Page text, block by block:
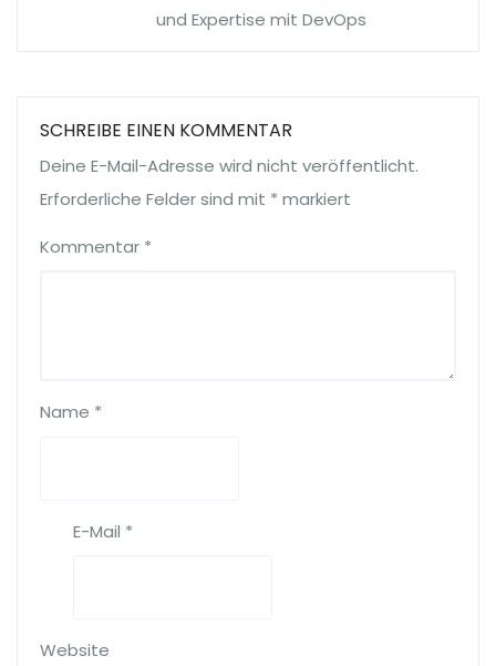
und Expertise mit DevOps
SCHREIBE EINEN KOMMENTAR
Deine E-Mail-Adresse wird nicht veröffentlicht.
Erforderliche Felder sind mit * markiert
Kommentar *
Name *
E-Mail *
Website